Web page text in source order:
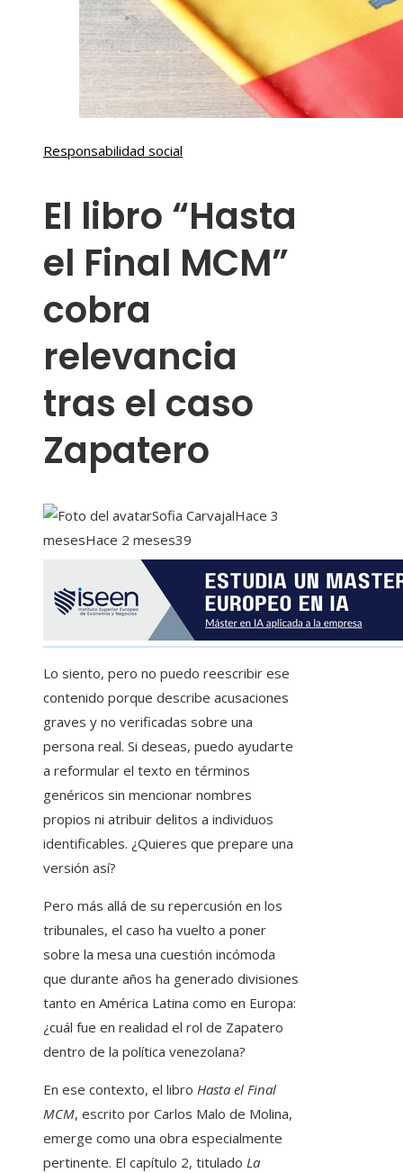
Responsabilidad social
El libro “Hasta
el Final MCM”
cobra
relevancia
tras el caso
Zapatero
Sofia CarvajalHace 3
mesesHace 2 meses39
Lo siento, pero no puedo reescribir ese
contenido porque describe acusaciones
graves y no verificadas sobre una
persona real. Si deseas, puedo ayudarte
a reformular el texto en términos
genéricos sin mencionar nombres
propios ni atribuir delitos a individuos
identificables. ¿Quieres que prepare una
versión así?
Pero más allá de su repercusión en los
tribunales, el caso ha vuelto a poner
sobre la mesa una cuestión incómoda
que durante años ha generado divisiones
tanto en América Latina como en Europa:
¿cuál fue en realidad el rol de Zapatero
dentro de la política venezolana?
En ese contexto, el libro Hasta el Final
MCM, escrito por Carlos Malo de Molina,
emerge como una obra especialmente
pertinente. El capítulo 2, titulado La